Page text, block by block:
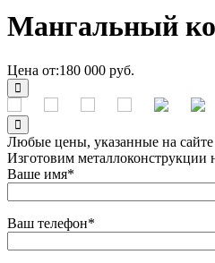
Мангальный
Цена от:180 000 руб.
Любые цены, указанные на
Изготовим металлоконструкции
Ваше имя*
Ваш телефон*